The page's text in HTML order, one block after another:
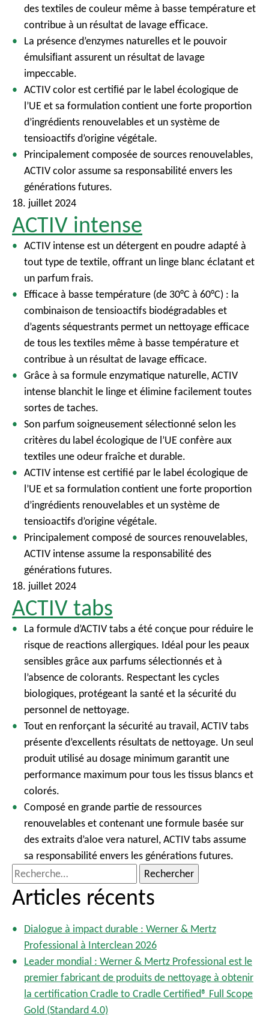
des textiles de couleur même à basse température et
contribue à un résultat de lavage eﬃcace.
La présence d’enzymes naturelles et le pouvoir
émulsiﬁant assurent un résultat de lavage
impeccable.
ACTIV color est certiﬁé par le label écologique de
l’UE et sa formulation contient une forte proportion
d’ingrédients renouvelables et un système de
tensioactifs d’origine végétale.
Principalement composée de sources renouvelables,
ACTIV color assume sa responsabilité envers les
générations futures.
18. juillet 2024
ACTIV intense
ACTIV intense est un détergent en poudre adapté à
tout type de textile, offrant un linge blanc éclatant et
un parfum frais.
Efficace à basse température (de 30°C à 60°C) : la
combinaison de tensioactifs biodégradables et
d’agents séquestrants permet un nettoyage efficace
de tous les textiles même à basse température et
contribue à un résultat de lavage efficace.
Grâce à sa formule enzymatique naturelle, ACTIV
intense blanchit le linge et élimine facilement toutes
sortes de taches.
Son parfum soigneusement sélectionné selon les
critères du label écologique de l’UE confère aux
textiles une odeur fraîche et durable.
ACTIV intense est certifié par le label écologique de
l’UE et sa formulation contient une forte proportion
d’ingrédients renouvelables et un système de
tensioactifs d’origine végétale.
Principalement composé de sources renouvelables,
ACTIV intense assume la responsabilité des
générations futures.
18. juillet 2024
ACTIV tabs
La formule d’ACTIV tabs a été conçue pour réduire le
risque de reactions allergiques. Idéal pour les peaux
sensibles grâce aux parfums sélectionnés et à
l’absence de colorants. Respectant les cycles
biologiques, protégeant la santé et la sécurité du
personnel de nettoyage.
Tout en renforçant la sécurité au travail, ACTIV tabs
présente d’excellents résultats de nettoyage. Un seul
produit utilisé au dosage minimum garantit une
performance maximum pour tous les tissus blancs et
colorés.
Composé en grande partie de ressources
renouvelables et contenant une formule basée sur
des extraits d’aloe vera naturel, ACTIV tabs assume
sa responsabilité envers les générations futures.
R
e
c
Articles récents
Dialogue à impact durable : Werner & Mertz
Professional à Interclean 2026
Leader mondial : Werner & Mertz Professional est le
premier fabricant de produits de nettoyage à obtenir
la certification Cradle to Cradle Certified® Full Scope
Gold (Standard 4.0)